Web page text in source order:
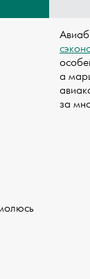
а
за